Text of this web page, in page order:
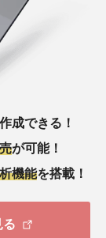
成できる！
が可能！
機能を搭載！